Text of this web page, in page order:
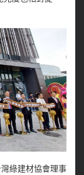
綠建材協會理事